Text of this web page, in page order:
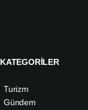
KATEGORİLER
Turizm
Gündem